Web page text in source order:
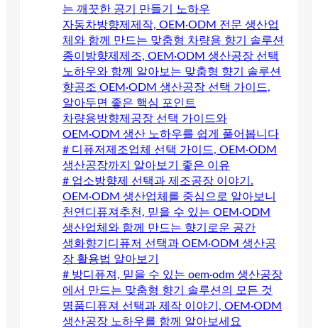
는 깨끗한 공기 만들기 노하우
자동차방향제제작, OEM·ODM 전문 생산업
체와 함께 만드는 맞춤형 차량용 향기 솔루션
종이방향제제조, OEM·ODM 생산공장 선택
노하우와 함께 알아보는 맞춤형 향기 솔루션
향공조 OEM·ODM 생산공장 선택 가이드,
알아두면 좋은 핵심 포인트
차량용방향제공장 선택 가이드와
OEM·ODM 생산 노하우를 쉽게 풀어봅니다
# 디퓨저제조업체 선택 가이드, OEM·ODM
생산공장까지 알아보기 좋은 이유
# 업소방향제 선택과 제조공장 이야기.
OEM·ODM 생산업체를 중심으로 알아보니
천연디퓨져추천, 믿을 수 있는 OEM·ODM
생산업체와 함께 만드는 향기로운 공간
생화향기디퓨저 선택과 OEM·ODM 생산공
장 활용법 알아보기
# 방디퓨져, 믿을 수 있는 oem·odm 생산공장
에서 만드는 맞춤형 향기 솔루션의 모든 것
명품디퓨져 선택과 제작 이야기, OEM·ODM
생산공장 노하우를 함께 알아보세요